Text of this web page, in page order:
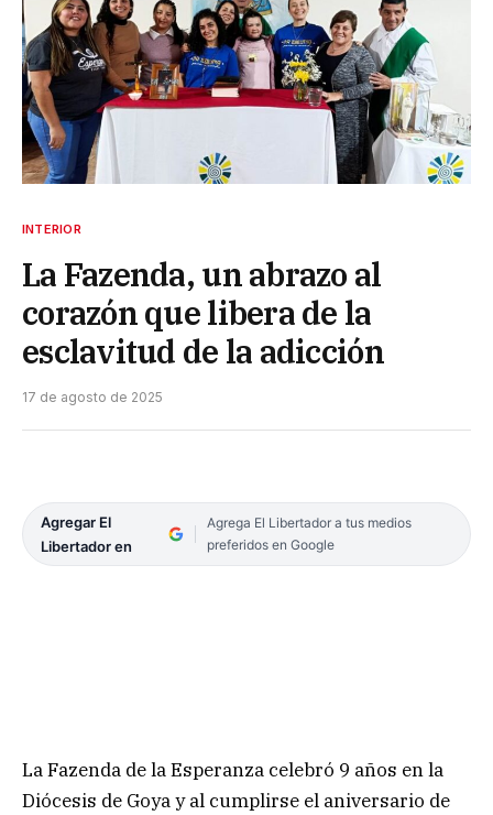
INTERIOR
La Fazenda, un abrazo al
corazón que libera de la
esclavitud de la adicción
17 de agosto de 2025
Agregar El
Libertador en
Agrega El Libertador a tus medios
preferidos en Google
La Fazenda de la Esperanza celebró 9 años en la
Diócesis de Goya y al cumplirse el aniversario de